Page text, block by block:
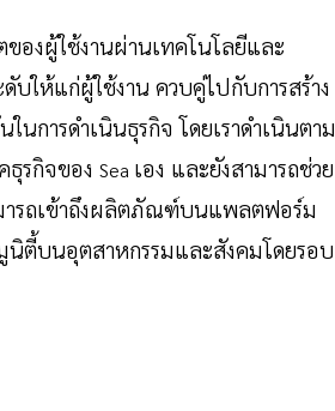
องผู้ใช้งานผ่านเทคโนโลยีและ
ให้แก่ผู้ใช้งาน ควบคู่ไปกับการสร้าง
การดำเนินธุรกิจ โดยเราดำเนินตาม
ธุรกิจของ Sea เอง และยังสามารถช่วย
ารถเข้าถึงผลิตภัณฑ์บนแพลตฟอร์ม
นิตี้บนอุตสาหกรรมและสังคมโดยรอบ